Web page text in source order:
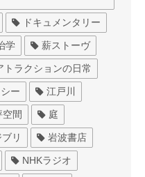
ドキュメンタリー
学 薪ストーヴ
トラクションの日常
ー 江戸川
空間 庭
ブリ 岩波書店
NHKラジオ